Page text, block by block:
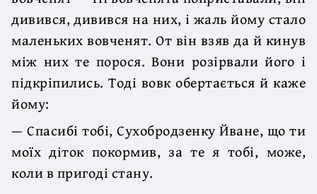
дивився, дивився на них, і жаль йому стало
маленьких вовченят. От він взяв да й кинув
між них те порося. Вони розірвали його і
підкріпились. Тоді вовк обертається й каже
йому:
— Спасибі тобі, Сухобродзенку Йване, що ти
моїх діток покормив, за те я тобі, може,
коли в пригоді стану.